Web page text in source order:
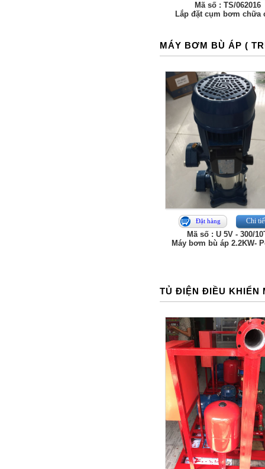
Mã số : TS/062016
Lắp đặt cụm bơm chữa
MÁY BƠM BÙ ÁP (
Đặt hàng Chi
Mã số : U 5V - 300/
Máy bơm bù áp 2.2KW-
TỦ ĐIỆN ĐIỀU KHIỂN